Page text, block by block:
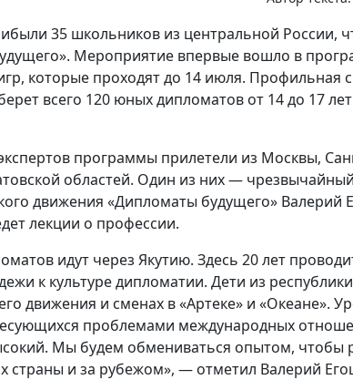
35 школьников из центральной России,
Мероприятие впервые вошло в
которые проходят до 14 июля. Профильная
всего 120 юных дипломатов от 14 до 17
программы прилетели из Москвы,
областей. Один из них —
движения «Дипломаты будущего» Валерий
лекции о профессии.
идут через Якутию. Здесь 20 лет
к культуре дипломатии. Дети из
движения и сменах в «Артеке» и «Океане».
проблемами международных
Мы будем обмениваться опытом, чтобы
страны и за рубежом», — отметил Валерий